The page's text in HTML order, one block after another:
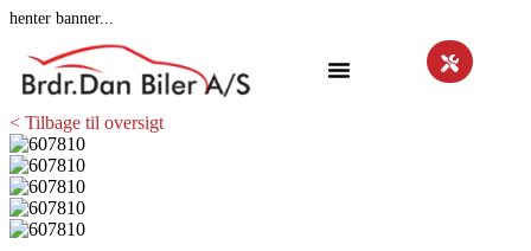
henter banner...
< Tilbage til oversigt